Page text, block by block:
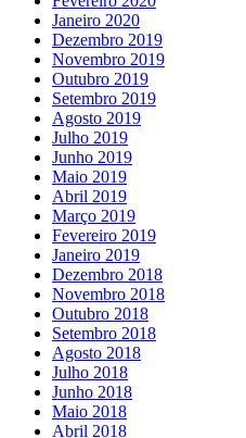
Janeiro 2020
Dezembro 2019
Novembro 2019
Outubro 2019
Setembro 2019
Agosto 2019
Julho 2019
Junho 2019
Maio 2019
Abril 2019
Março 2019
Fevereiro 2019
Janeiro 2019
Dezembro 2018
Novembro 2018
Outubro 2018
Setembro 2018
Agosto 2018
Julho 2018
Junho 2018
Maio 2018
Abril 2018